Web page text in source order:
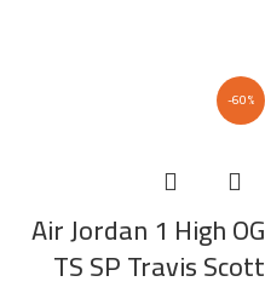
-60%
Air Jordan 1 High OG
TS SP Travis Scott